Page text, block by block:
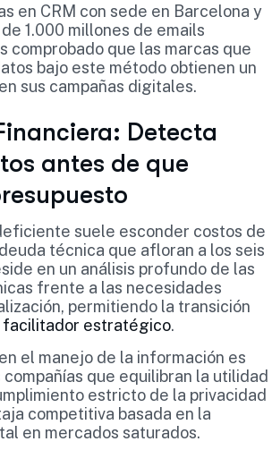
en CRM con sede en Barcelona y
1.000 millones de emails
comprobado que las marcas que
bajo este método obtienen un
sus campañas digitales.
Detecta
antes de que
suele esconder costos de
técnica que afloran a los seis
en un análisis profundo de las
frente a las necesidades
permitiendo la transición
facilitador estratégico.
el manejo de la información es
que equilibran la utilidad
estricto de la privacidad
competitiva basada en la
en mercados saturados.